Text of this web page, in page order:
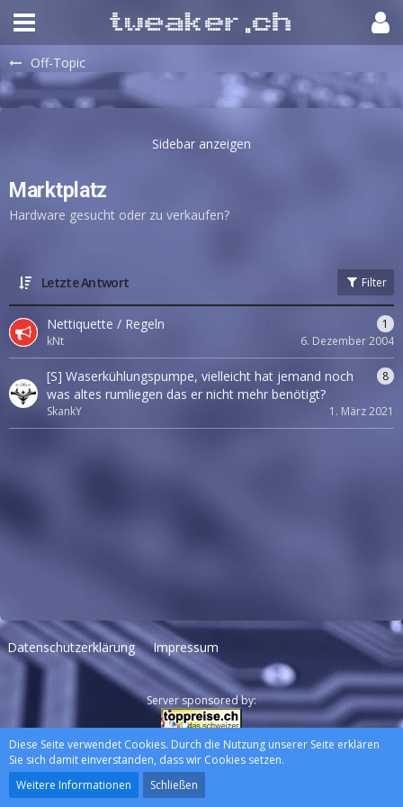
Off-Topic
Marktplatz
Hardware gesucht oder zu verkaufen?
Letzte Antwort Filter
Nettiquette / Regeln
1
kNt
6. Dezember 2004
[S] Waserkühlungspumpe, vielleicht hat jemand noch
was altes rumliegen das er nicht mehr benötigt?
8
SkankY 1. März 2021
Datenschutzerklärung Impressum
Server sponsored by:
Community-Software:WoltLab Suite™
Stil:Lucent, erstellt von
Diese Seite verwendet Cookies. Durch die Nutzung unserer Seite erklären
Sie sich damit einverstanden, dass wir Cookies setzen.
Weitere Informationen
Schließen